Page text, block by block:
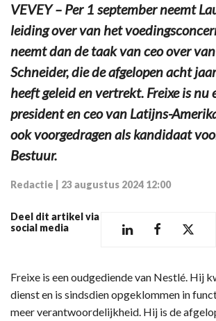
VEVEY – Per 1 september neemt
leiding over van het
neemt dan de taak van ceo over
Schneider, die de afgelopen acht
heeft geleid en vertrekt. Freixe is nu
president en ceo van Latijns-
ook voorgedragen als kandidaat
Bestuur.
Redactie 23 augustus 2024 12:00
Deel dit artikel via
social media
Freixe is een oudgediende van Nestlé. Hij
dienst en is sindsdien opgeklommen in
meer verantwoordelijkheid. Hij is de